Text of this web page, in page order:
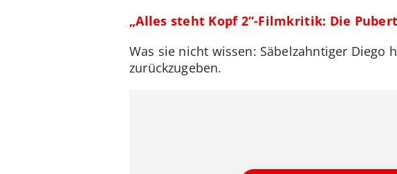
„Alles steht Kopf 2“-Filmkritik: Die
Was sie nicht wissen: Säbelzahntiger Diego
zurückzugeben.